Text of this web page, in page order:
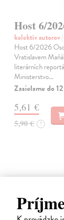
Host 6/
kolektív autorov
Host 6/2026
Vratislavem
literárních
Ministerstvo…
Zasielame do
5,61 €
5,90 € ?